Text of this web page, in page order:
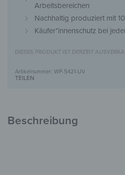
Arbeitsbereichen
Nachhaltig produziert mit
Käufer*innenschutz bei
DIESES PRODUKT IST DERZEIT
WP-5421-UV
TEILEN
Beschreibung